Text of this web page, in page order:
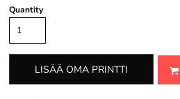
Quantity
LISÄÄ OMA PRINTTI